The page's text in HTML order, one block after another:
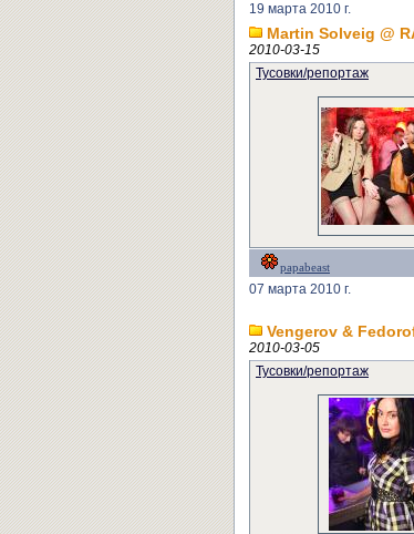
19 марта 2010 г.
Martin Solveig @
2010-03-15
Тусовки/репортаж
papabeast
07 марта 2010 г.
Vengerov &
2010-03-05
Тусовки/репортаж